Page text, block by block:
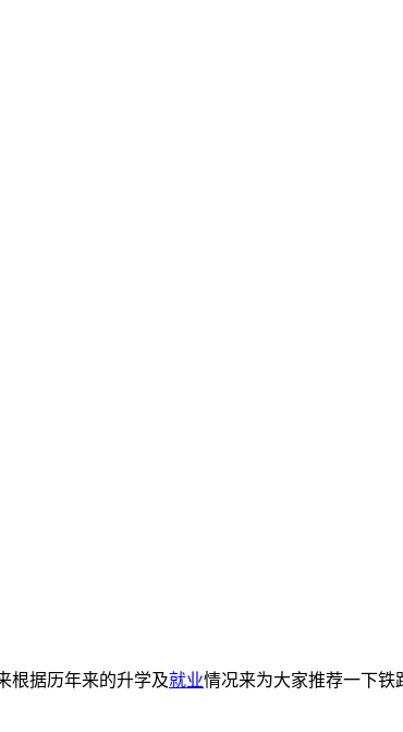
根据历年来的升学及就业情况来为大家推荐一下铁